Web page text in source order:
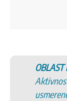
OBLAST